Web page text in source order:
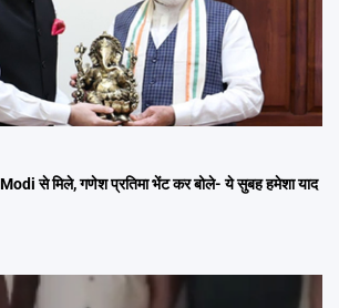
से मिले, गणेश प्रतिमा भेंट कर बोले- ये सुबह हमेशा याद